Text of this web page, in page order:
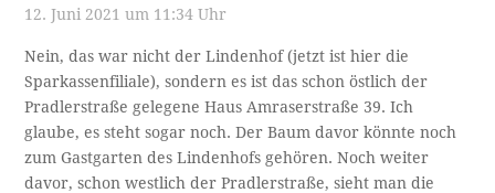
12. Juni 2021 um 11:34 Uhr
Nein, das war nicht der Lindenhof (jetzt ist hier die
Sparkassenfiliale), sondern es ist das schon östlich der
Pradlerstraße gelegene Haus Amraserstraße 39. Ich
glaube, es steht sogar noch. Der Baum davor könnte noch
zum Gastgarten des Lindenhofs gehören. Noch weiter
davor, schon westlich der Pradlerstraße, sieht man die